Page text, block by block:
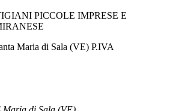
DEGLI INVESTIMENTI
PICCOLE IMPRESE E
Maria di Sala (VE) P.IVA